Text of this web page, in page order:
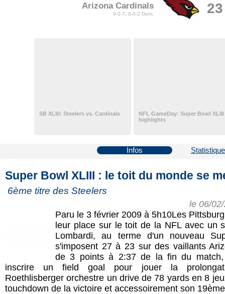
Arizona Cardinals
9-0-7, 6-0-2 Dom. 23
SB XLIII: Steelers vs. Cardinals
NFL GameDay: Super Bowl XLIII
highlights
Infos
Super Bowl XLIII : le toit du monde se
6ème titre des Steelers
le 06/
Paru le 3 février 2009 à 5h10Les
leur place sur le toit de la NFL avec un
Lombardi, au terme d'un nouveau
s'imposent 27 à 23 sur des vaillants
de 3 points à 2:37 de la fin du match,
inscrire un field goal pour jouer la
Roethlisberger orchestre un drive de 78 yards en 8
touchdown de la victoire et accessoirement son